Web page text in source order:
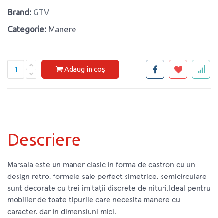
Brand: GTV
Categorie: Manere
Adaug în coș
Descriere
Marsala este un maner clasic in forma de castron cu un
design retro, formele sale perfect simetrice, semicirculare
sunt decorate cu trei imitații discrete de nituri.Ideal pentru
mobilier de toate tipurile care necesita manere cu
caracter, dar in dimensiuni mici.